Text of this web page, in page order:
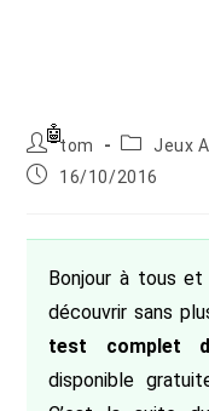
Auteur/autrice
de
la
tom
PostJeux
Publication
16/10/2016
Bonjour à tous et
découvrir sans
test complet
disponible